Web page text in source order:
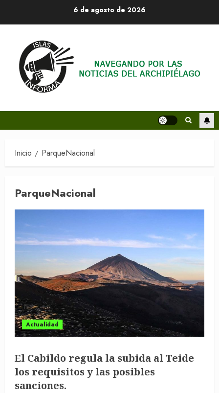
6 de agosto de 2026
Inicio ParqueNacional
ParqueNacional
Actualidad
El Cabildo regula la subida al Teide
los requisitos y las posibles
sanciones.